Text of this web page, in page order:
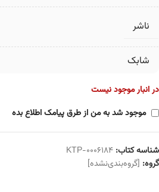
ناشر
شابک
در انبار موجود نیست
موجود شد به من از طرق پیامک اطلاع بده
شناسه کتاب: KTP-0006184
گروه: [گروه‌بندی‌نشده]